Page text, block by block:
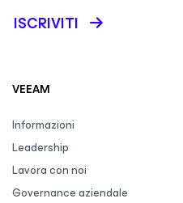
ISCRIVITI
VEEAM
Informazioni
Leadership
Lavora con noi
Governance aziendale